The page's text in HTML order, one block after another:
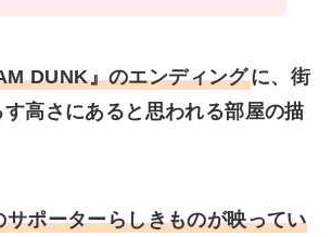
DUNK』のエンディングに、街
高さにあると思われる部屋の描
サポーターらしきものが映ってい